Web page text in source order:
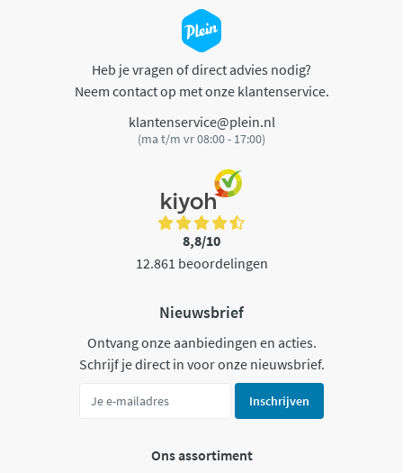
Heb je vragen of direct advies nodig?
Neem contact op met onze klantenservice.
klantenservice@plein.nl
(ma t/m vr 08:00 - 17:00)
8,8/10
12.861 beoordelingen
Nieuwsbrief
Ontvang onze aanbiedingen en acties.
Schrijf je direct in voor onze nieuwsbrief.
Inschrijven
Ons assortiment